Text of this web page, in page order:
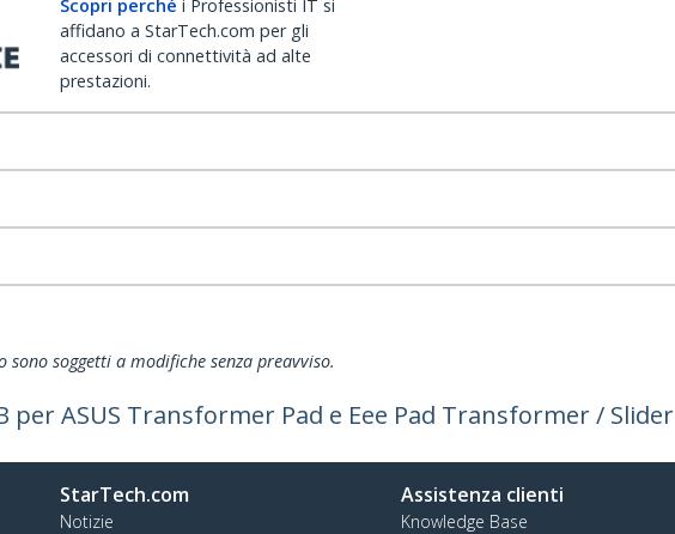
Scopri perché i Professionisti IT si
affidano a StarTech.com per gli
accessori di connettività ad alte
prestazioni.
soggetti a modifiche senza preavviso.
per ASUS Transformer Pad e Eee Pad Transformer / Slider
StarTech.com
Notizie
Assistenza clienti
Knowledge Base